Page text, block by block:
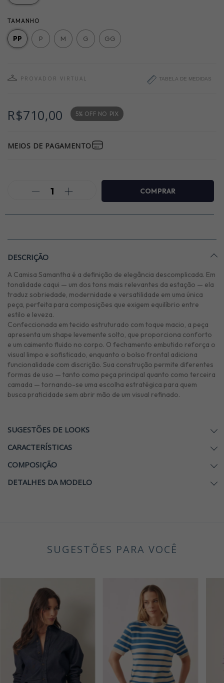
TAMANHO
PP P M G GG
PROVADOR VIRTUAL TABELA DE MEDIDAS
R$710,00 5% OFF NO PIX
MEIOS DE PAGAMENTO
DESCRIÇÃO
A Camisa Samantha é a definição de elegância descomplicada. Em
tonalidade caqui — um dos tons mais relevantes da estação — ela
traduz sobriedade, modernidade e versatilidade em uma única
peça, perfeita para composições que exigem equilíbrio entre
estilo e leveza.
Confeccionada em tecido estruturado com toque macio, a peça
apresenta um shape levemente solto, que proporciona conforto
e um caimento fluido no corpo. O fechamento embutido reforça o
visual limpo e sofisticado, enquanto o bolso frontal adiciona
funcionalidade com discrição. Sua construção permite diferentes
formas de uso — tanto como peça principal quanto como terceira
camada — tornando-se uma escolha estratégica para quem
busca praticidade sem abrir mão de um visual refinado.
SUGESTÕES DE LOOKS
CARACTERÍSTICAS
COMPOSIÇÃO
DETALHES DA MODELO
SUGESTÕES PARA VOCÊ